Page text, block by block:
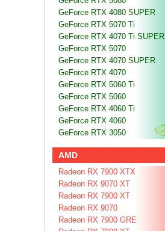
GeForce RTX 4080 SUPER
GeForce RTX 5070 Ti
GeForce RTX 4070 Ti SUPER
GeForce RTX 5070
GeForce RTX 4070 SUPER
GeForce RTX 4070
GeForce RTX 5060 Ti
GeForce RTX 5060
GeForce RTX 4060 Ti
GeForce RTX 4060
GeForce RTX 3050
AMD
Radeon RX 7900 XTX
Radeon RX 9070 XT
Radeon RX 7900 XT
Radeon RX 9070
Radeon RX 7900 GRE